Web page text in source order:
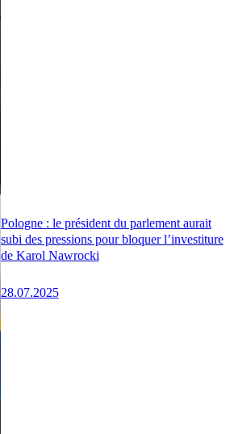
Pologne : le président du parlement aurait
subi des pressions pour bloquer l’investiture
de Karol Nawrocki
28.07.2025